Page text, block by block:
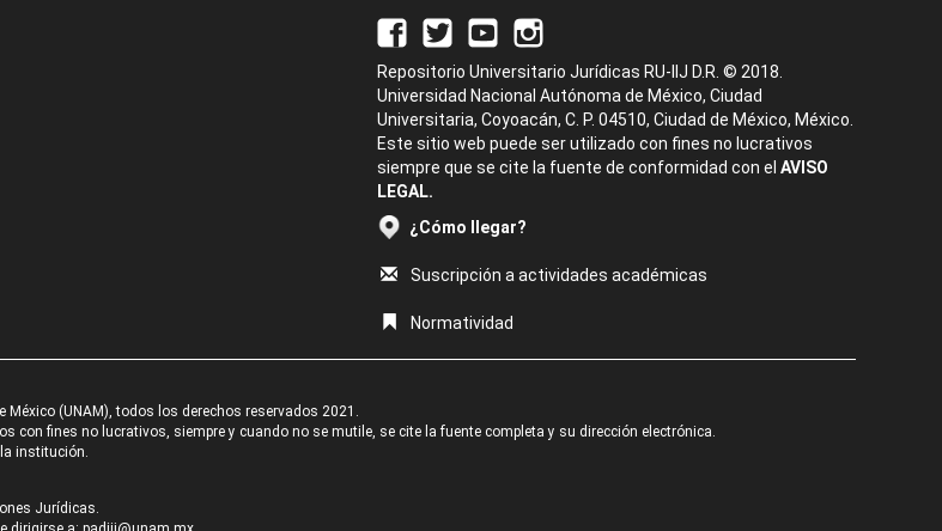
Repositorio Universitario Jurídicas RU-IIJ D.R. © 2018.
Universidad Nacional Autónoma de México, Ciudad
Universitaria, Coyoacán, C. P. 04510, Ciudad de México, México.
Este sitio web puede ser utilizado con fines no lucrativos
siempre que se cite la fuente de conformidad con el AVISO
LEGAL.
¿Cómo llegar?
Suscripción a actividades académicas
Normatividad
México (UNAM), todos los derechos reservados 2021.
con fines no lucrativos, siempre y cuando no se mutile, se cite la fuente completa y su dirección electrónica.
institución.
Jurídicas.